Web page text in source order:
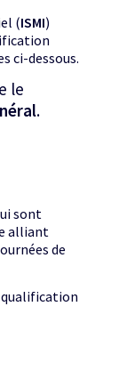
(ISMI)
ci-dessous.
le
.
sont
alliant
de